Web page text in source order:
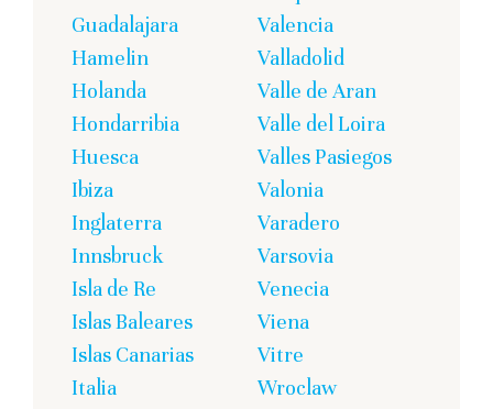
Guadalajara
Hamelin
Holanda
Hondarribia
Huesca
Ibiza
Inglaterra
Innsbruck
Isla de Re
Islas Baleares
Islas Canarias
Italia
Valencia
Valladolid
Valle de Aran
Valle del Loira
Valles Pasiegos
Valonia
Varadero
Varsovia
Venecia
Viena
Vitre
Wroclaw